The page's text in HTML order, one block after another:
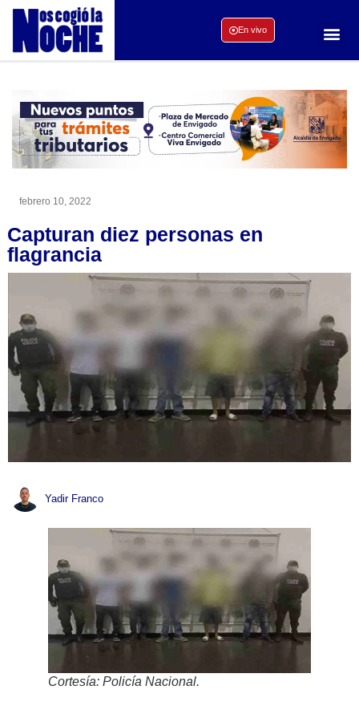
En vivo
febrero 10, 2022
Capturan diez personas en
flagrancia
Yadir Franco
Cortesía: Policía Nacional.